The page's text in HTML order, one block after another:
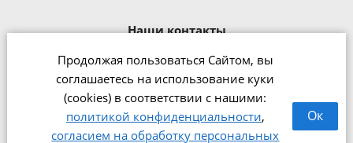
Продолжая пользоваться Сайтом, вы
соглашаетесь на использование куки
(cookies) в соответствии с нашими:
политикой конфиденциальности,
согласием на обработку персональных
Ок
Наши контакты
8 800 301 1240
office@zipmed.ru
г.Ижевск, ул. Воткинское шоссе,
160